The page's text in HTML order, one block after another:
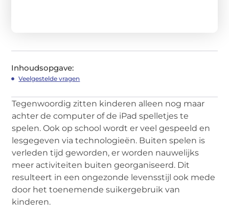
Inhoudsopgave:
Veelgestelde vragen
Tegenwoordig zitten kinderen alleen nog maar
achter de computer of de iPad spelletjes te
spelen. Ook op school wordt er veel gespeeld en
lesgegeven via technologieën. Buiten spelen is
verleden tijd geworden, er worden nauwelijks
meer activiteiten buiten georganiseerd. Dit
resulteert in een ongezonde levensstijl ook mede
door het toenemende suikergebruik van
kinderen.